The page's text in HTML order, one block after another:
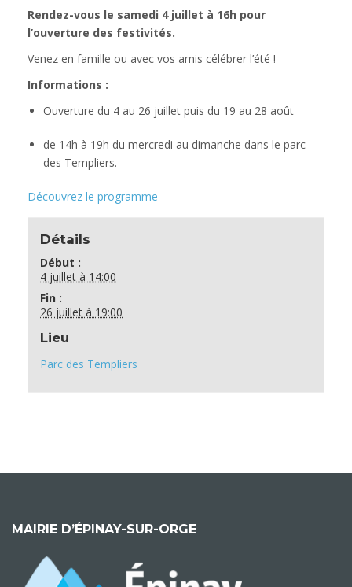
Rendez-vous le samedi 4 juillet à 16h pour
l’ouverture des festivités.
Venez en famille ou avec vos amis célébrer l’été !
Informations :
Ouverture du 4 au 26 juillet puis du 19 au 28 août
de 14h à 19h du mercredi au dimanche dans le parc
des Templiers.
Découvrez le programme
Détails
Début :
4 juillet à 14:00
Fin :
26 juillet à 19:00
Lieu
Parc des Templiers
MAIRIE D’ÉPINAY-SUR-ORGE